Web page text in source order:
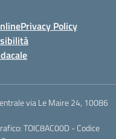
Privacy Policy
via Le Maire 24, 10086
TOIC8AC00D - Codice